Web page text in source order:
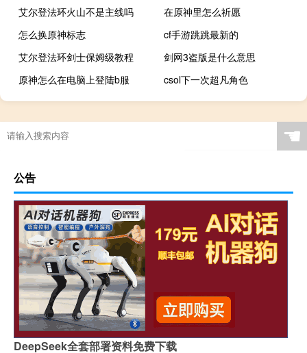
艾尔登法环火山不是主线吗
在原神里怎么祈愿
怎么换原神标志
cf手游跳跳最新的
艾尔登法环剑士保姆级教程
剑网3盗版是什么意思
原神怎么在电脑上登陆b服
csol下一次超凡角色
☚
公告
DeepSeek全套部署资料免费下载